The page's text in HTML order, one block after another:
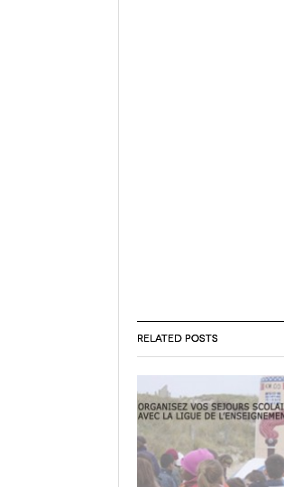
RELATED POSTS